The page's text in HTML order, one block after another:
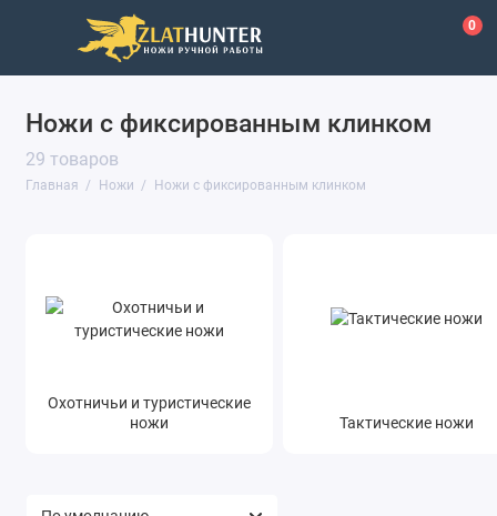
0
Ножи с фиксированным клинком
29 товаров
Главная Ножи Ножи с фиксированным клинком
Складные ножи
Кухонные ножи
Охотничьи и туристические
ножи
Тактические ножи